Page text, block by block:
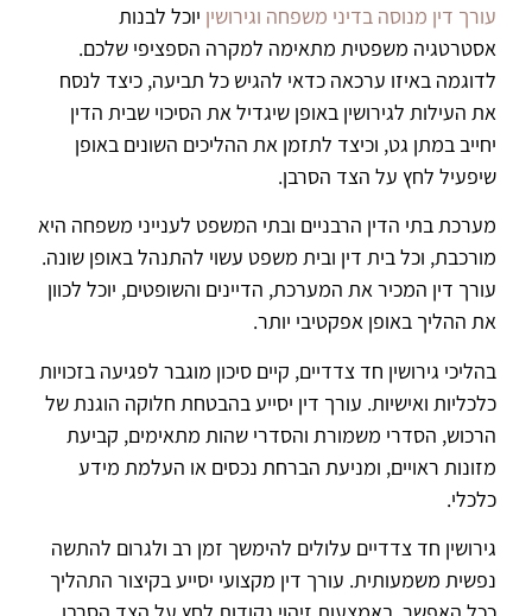
עורך דין מנוסה בדיני משפחה וגירושין יוכל לבנות
אסטרטגיה משפטית מתאימה למקרה הספציפי שלכם.
לדוגמה באיזו ערכאה כדאי להגיש כל תביעה, כיצד לנסח
את העילות לגירושין באופן שיגדיל את הסיכוי שבית הדין
יחייב במתן גט, וכיצד לתזמן את ההליכים השונים באופן
שיפעיל לחץ על הצד הסרבן.
מערכת בתי הדין הרבניים ובתי המשפט לענייני משפחה היא
מורכבת, וכל בית דין ובית משפט עשוי להתנהל באופן שונה.
עורך דין המכיר את המערכת, הדיינים והשופטים, יוכל לכוון
את ההליך באופן אפקטיבי יותר.
בהליכי גירושין חד צדדיים, קיים סיכון מוגבר לפגיעה בזכויות
כלכליות ואישיות. עורך דין יסייע בהבטחת חלוקה הוגנת של
הרכוש, הסדרי משמורת והסדרי שהות מתאימים, קביעת
מזונות ראויים, ומניעת הברחת נכסים או העלמת מידע
כלכלי.
גירושין חד צדדיים עלולים להימשך זמן רב ולגרום להתשה
נפשית משמעותית. עורך דין מקצועי יסייע בקיצור התהליך